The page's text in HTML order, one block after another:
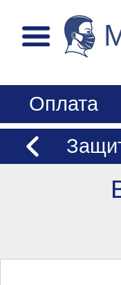
Оплата